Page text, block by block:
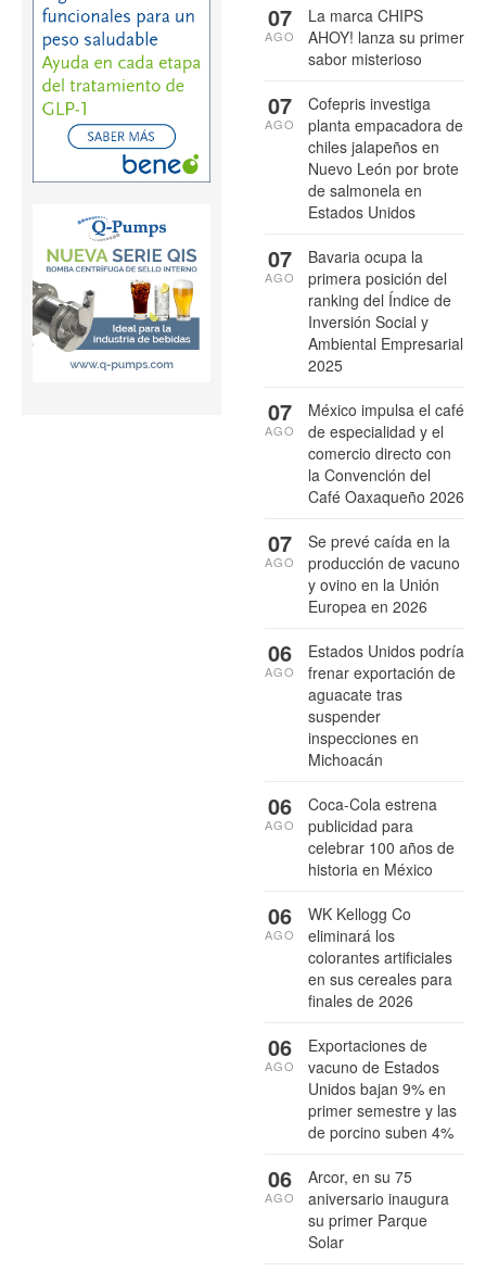
La marca CHIPS
AHOY! lanza su primer
sabor misterioso
07
AGO
Cofepris investiga
planta empacadora de
chiles jalapeños en
Nuevo León por brote
de salmonela en
Estados Unidos
07
AGO
Bavaria ocupa la
primera posición del
ranking del Índice de
Inversión Social y
Ambiental Empresarial
2025
07
AGO
México impulsa el café
de especialidad y el
comercio directo con
la Convención del
Café Oaxaqueño 2026
07
AGO
Se prevé caída en la
producción de vacuno
y ovino en la Unión
Europea en 2026
07
AGO
Estados Unidos podría
frenar exportación de
aguacate tras
suspender
inspecciones en
Michoacán
06
AGO
Coca-Cola estrena
publicidad para
celebrar 100 años de
historia en México
06
AGO
WK Kellogg Co
eliminará los
colorantes artificiales
en sus cereales para
finales de 2026
06
AGO
Exportaciones de
vacuno de Estados
Unidos bajan 9% en
primer semestre y las
de porcino suben 4%
06
AGO
Arcor, en su 75
aniversario inaugura
su primer Parque
Solar
06
AGO